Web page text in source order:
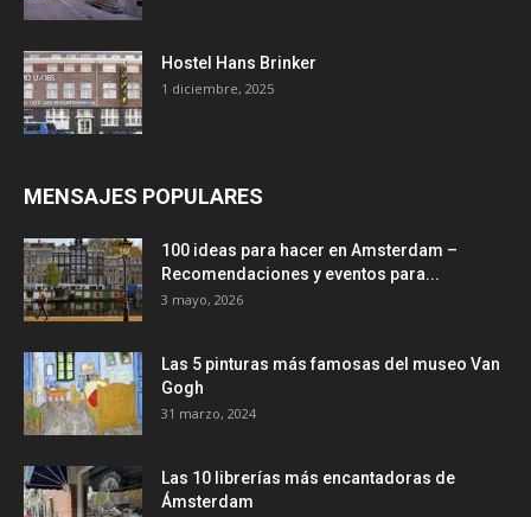
Hostel Hans Brinker
1 diciembre, 2025
MENSAJES POPULARES
100 ideas para hacer en Amsterdam –
Recomendaciones y eventos para...
3 mayo, 2026
Las 5 pinturas más famosas del museo Van
Gogh
31 marzo, 2024
Las 10 librerías más encantadoras de
Ámsterdam